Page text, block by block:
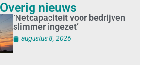
Overig nieuws
‘Netcapaciteit voor bedrijven
slimmer ingezet’
augustus 8, 2026